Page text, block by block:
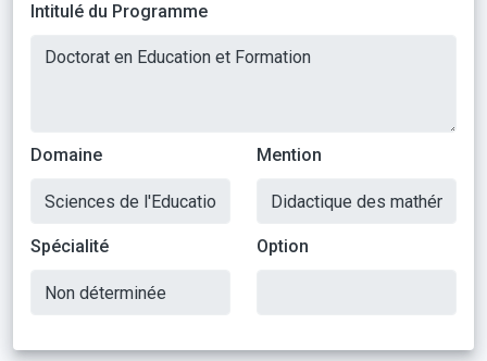
Intitulé du Programme
Domaine Mention
Spécialité Option